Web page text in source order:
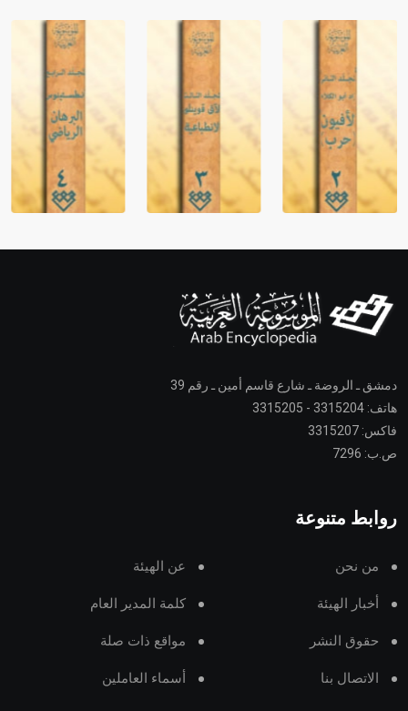
دمشق ـ الروضة ـ شارع قاسم أمين ـ رقم 39
هاتف: 3315204 - 3315205
فاكس: 3315207
ص.ب: 7296
روابط متنوعة
من نحن عن الهيئة
أخبار الهيئة كلمة المدير العام
حقوق النشر مواقع ذات صلة
الاتصال بنا أسماء العاملين